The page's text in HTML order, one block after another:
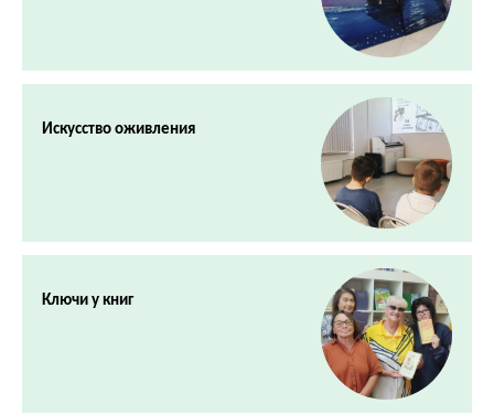
Искусство оживления
Ключи у книг